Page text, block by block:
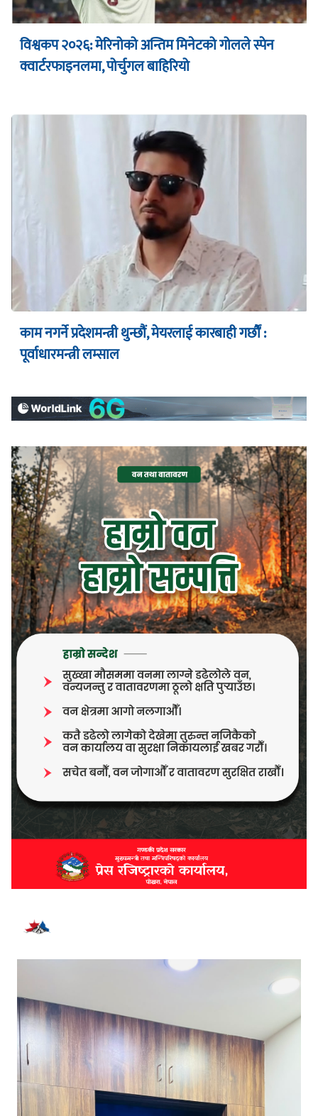
विश्वकप २०२६: मेरिनोको अन्तिम मिनेटको गोलले स्पेन
क्वार्टरफाइनलमा, पोर्चुगल बाहिरियो
काम नगर्ने प्रदेशमन्त्री थुन्छौं, मेयरलाई कारबाही गर्छौं :
पूर्वाधारमन्त्री लम्साल